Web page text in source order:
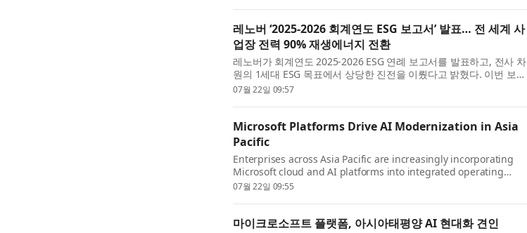
레노버 ‘2025-2026 회계연도 ESG 보고서’ 발표… 전 세계 사
업장 전력 90% 재생에너지 전환
레노버가 회계연도 2025-2026 ESG 연례 보고서를 발표하고, 전사 차
원의 1세대 ESG 목표에서 상당한 진전을 이뤘다고 밝혔다. 이번 보고
서는 기후 대응, 순환경제, 사회적 임팩트, 거버넌스 전반의 측정 가능
07월 22일 09:57
Microsoft Platforms Drive AI Modernization in Asia
Pacific
Enterprises across Asia Pacific are increasingly incorporating
Microsoft cloud and AI platforms into integrated operating
environments as they respond to economic uncertainty, evolving
07월 22일 09:55
마이크로소프트 플랫폼, 아시아태평양 AI 현대화 견인